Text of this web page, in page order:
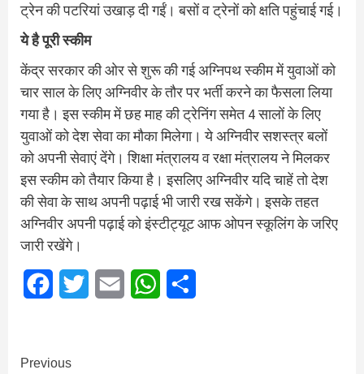
ट्रेन की पटरियां उखाड़ दी गईं। बसों व ट्रेनों को क्षति पहुंचाई गई।
ये है पूरी स्कीम
केंद्र सरकार की ओर से शुरू की गई अग्निपथ स्कीम में युवाओं को
चार साल के लिए अग्निवीर के तौर पर भर्ती करने का फैसला लिया
गया है। इस स्कीम में छह माह की ट्रेनिंग समेत 4 सालों के लिए
युवाओं को देश सेवा का मौका मिलेगा। ये अग्निवीर सशस्त्र बलों
को अपनी सेवाएं देंगे। शिक्षा मंत्रालय व रक्षा मंत्रालय ने मिलकर
इस स्कीम को तैयार किया है। इसलिए अग्निवीर यदि चाहें तो देश
की सेवा के साथ अपनी पढ़ाई भी जारी रख सकेंगे। इसके तहत
अग्निवीर अपनी पढ़ाई को इंस्टीट्यूट आफ ओपन स्कूलिंग के जरिए
जारी रखेंगे।
FacebookTwitter Email WhatsApp
Continue
Previous